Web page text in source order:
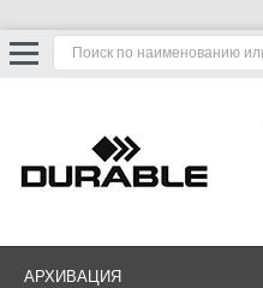
АРХИВАЦИЯ